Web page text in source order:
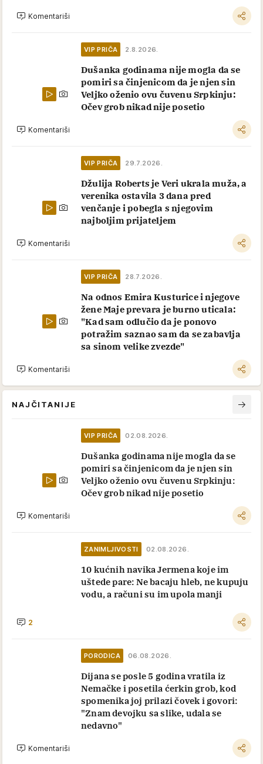
Komentariši
VIP PRIČA 2.8.2026.
Dušanka godinama nije mogla da se
pomiri sa činjenicom da je njen sin
Veljko oženio ovu čuvenu Srpkinju:
Očev grob nikad nije posetio
Komentariši
VIP PRIČA 29.7.2026.
Džulija Roberts je Veri ukrala muža, a
verenika ostavila 3 dana pred
venčanje i pobegla s njegovim
najboljim prijateljem
Komentariši
VIP PRIČA 28.7.2026.
Na odnos Emira Kusturice i njegove
žene Maje prevara je burno uticala:
"Kad sam odlučio da je ponovo
potražim saznao sam da se zabavlja
sa sinom velike zvezde"
Komentariši
NAJČITANIJE
VIP PRIČA 02.08.2026.
Dušanka godinama nije mogla da se
pomiri sa činjenicom da je njen sin
Veljko oženio ovu čuvenu Srpkinju:
Očev grob nikad nije posetio
Komentariši
ZANIMLJIVOSTI 02.08.2026.
10 kućnih navika Jermena koje im
uštede pare: Ne bacaju hleb, ne kupuju
vodu, a računi su im upola manji
2
PORODICA 06.08.2026.
Dijana se posle 5 godina vratila iz
Nemačke i posetila ćerkin grob, kod
spomenika joj prilazi čovek i govori:
"Znam devojku sa slike, udala se
nedavno"
Komentariši